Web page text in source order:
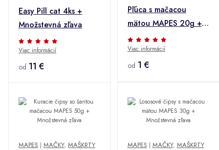
Easy Pill cat 4ks +
Množstevná zľava
Viac informácií
od 11 €
Pľúca s mačacou
mätou MAPES 20g +
Množstevná zľava
Viac informácií
od 1 €
MAPES | MAČKY, MAŠKRTY
MAPES | MAČKY, MAŠKRTY